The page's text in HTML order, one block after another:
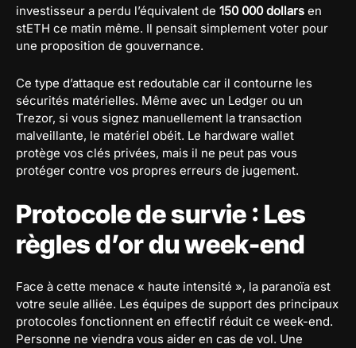
investisseur a perdu l’équivalent de 150 000 dollars en
stETH ce matin même. Il pensait simplement voter pour
une proposition de gouvernance.
Ce type d’attaque est redoutable car il contourne les
sécurités matérielles. Même avec un Ledger ou un
Trezor, si vous signez manuellement la transaction
malveillante, le matériel obéit. Le hardware wallet
protège vos clés privées, mais il ne peut pas vous
protéger contre vos propres erreurs de jugement.
Protocole de survie : Les
règles d’or du week-end
Face à cette menace « haute intensité », la paranoïa est
votre seule alliée. Les équipes de support des principaux
protocoles fonctionnent en effectif réduit ce week-end.
Personne ne viendra vous aider en cas de vol. Une